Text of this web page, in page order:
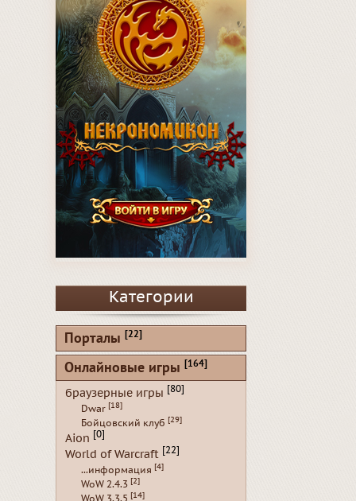
Категории
Порталы [22]
Онлайновые игры [164]
браузерные игры [80]
Dwar [18]
Бойцовский клуб [29]
Aion [0]
World of Warcraft [22]
...информация [4]
WoW 2.4.3 [2]
WoW 3.3.5 [14]